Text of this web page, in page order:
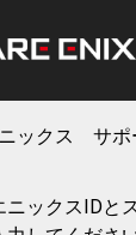
ックス サポ
ニックスIDと